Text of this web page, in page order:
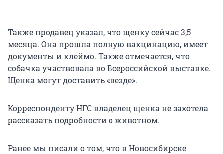
Также продавец указал, что щенку сейчас 3,5
месяца. Она прошла полную вакцинацию, имеет
документы и клеймо. Также отмечается, что
собачка участвовала во Всероссийской выставке.
Щенка могут доставить «везде».
Корреспонденту НГС владелец щенка не захотела
рассказать подробности о животном.
Ранее мы писали о том, что в Новосибирске